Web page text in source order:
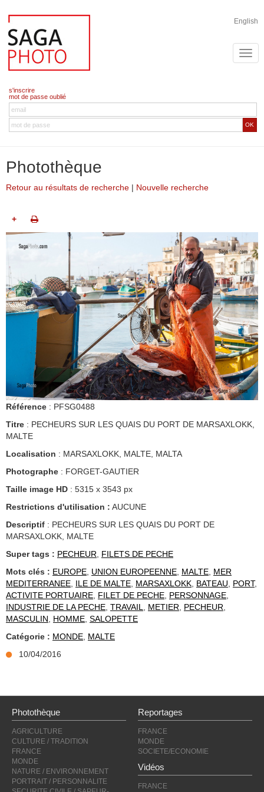
English
s'inscrire
mot de passe oublié
OK
Photothèque
Retour au résultats de recherche | Nouvelle recherche
+
Référence : PFSG0488
Titre : PECHEURS SUR LES QUAIS DU PORT DE MARSAXLOKK,
MALTE
Localisation : MARSAXLOKK, MALTE, MALTA
Photographe : FORGET-GAUTIER
Taille image HD : 5315 x 3543 px
Restrictions d'utilisation : AUCUNE
Descriptif : PECHEURS SUR LES QUAIS DU PORT DE
MARSAXLOKK, MALTE
Super tags : PECHEUR, FILETS DE PECHE
Mots clés : EUROPE, UNION EUROPEENNE, MALTE, MER
MEDITERRANEE, ILE DE MALTE, MARSAXLOKK, BATEAU, PORT,
ACTIVITE PORTUAIRE, FILET DE PECHE, PERSONNAGE,
INDUSTRIE DE LA PECHE, TRAVAIL, METIER, PECHEUR,
MASCULIN, HOMME, SALOPETTE
Catégorie : MONDE, MALTE
10/04/2016
Photothèque
AGRICULTURE
CULTURE / TRADITION
FRANCE
MONDE
NATURE / ENVIRONNEMENT
PORTRAIT / PERSONNALITE
Reportages
FRANCE
MONDE
SOCIETE/ECONOMIE
Vidéos
FRANCE